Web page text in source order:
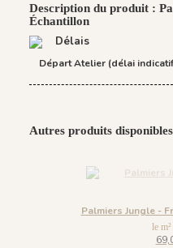
Description du produit :
Échantillon
Délais
Départ Atelier (délai
Autres produits
Palmiers Jungle -
le